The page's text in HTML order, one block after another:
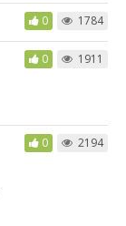
0 1784
0 1911
0 2194